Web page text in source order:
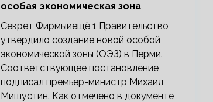
особая экономическая зона
Секрет Фирмыиещё 1 Правительство
утвердило создание новой особой
экономической зоны (ОЭЗ) в Перми.
Соответствующее постановление
подписал премьер-министр Михаил
Мишустин. Как отмечено в документе